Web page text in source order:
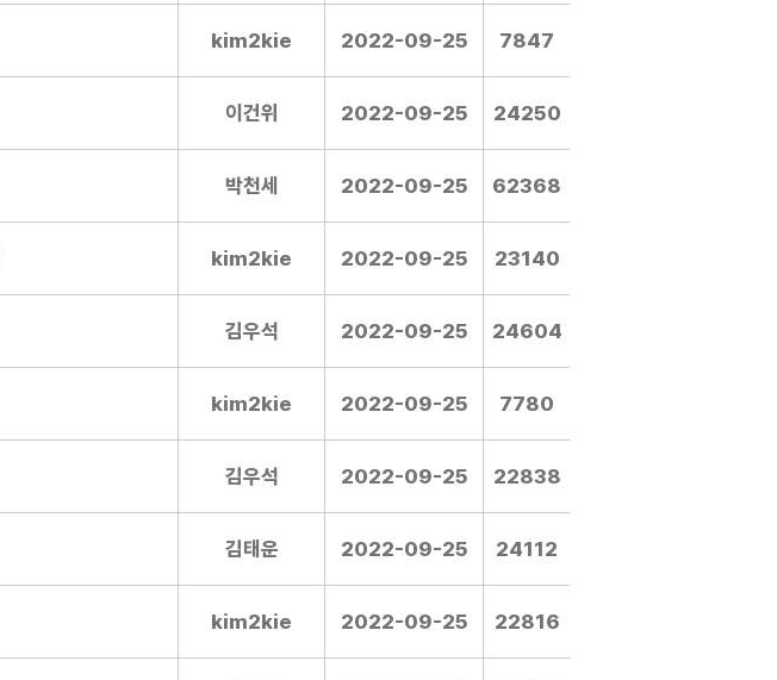
kim2kie 2022-09-25 7847
이건위 2022-09-25 24250
박천세 2022-09-25 62368
kim2kie 2022-09-25 23140
김우석 2022-09-25 24604
kim2kie 2022-09-25 7780
김우석 2022-09-25 22838
김태운 2022-09-25 24112
kim2kie 2022-09-25 22816